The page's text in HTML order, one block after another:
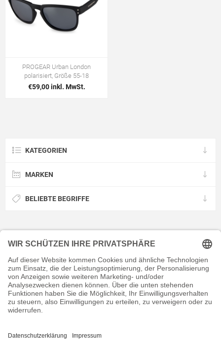
PROGEAR Urban London
polarisiert, Größe 55-18
€59,00 inkl. MwSt.
KATEGORIEN
MARKEN
BELIEBTE BEGRIFFE
KONTAKT
RECHTLICHES